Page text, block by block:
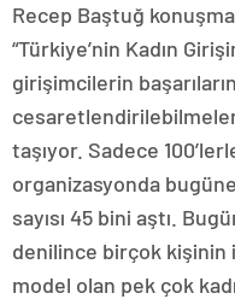
Recep Baştuğ
“Türkiye’nin Kadın
girişimcilerin
taşıyor. Sadece
organizasyonda
sayısı 45 bini aştı.
denilince birçok kişinin
model olan pek çok